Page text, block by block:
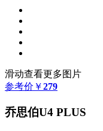
滑动查看更多图片
参考价 ￥279
乔思伯U4 PLUS